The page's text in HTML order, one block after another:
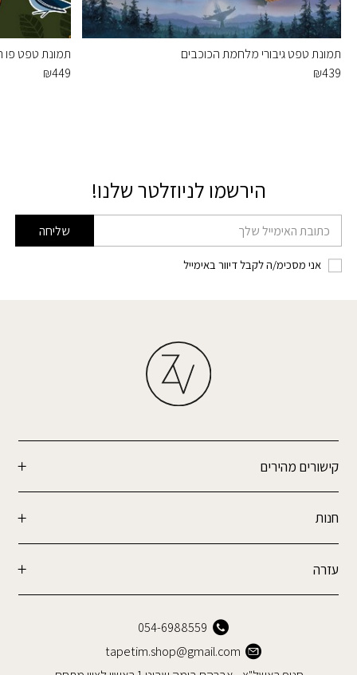
תמונת טפט גיבורי מלחמת הכוכבים
₪439
תמונת טפט פו
₪449
הירשמו לניוזלטר שלנו!
דוא׳׳ל שליחה
אני מסכימ/ה לקבל דיוור באימייל
קישורים מהירים
חנות
עזרה
054-6988559
tapetim.shop@gmail.com